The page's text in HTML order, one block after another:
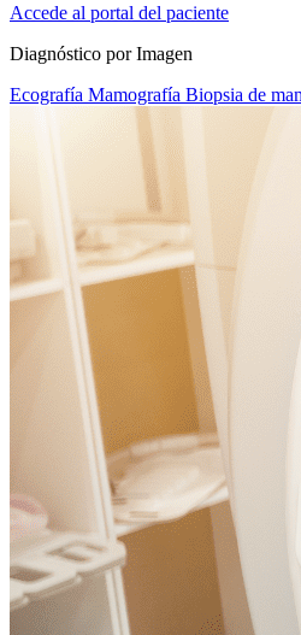
Accede al portal del paciente
Diagnóstico por Imagen
Ecografía Mamografía Biopsia de